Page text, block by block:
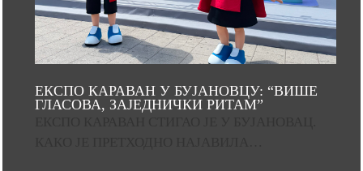
ЕКСПО КАРАВАН У БУЈАНОВЦУ: “ВИШЕ
ГЛАСОВА, ЗАЈЕДНИЧКИ РИТАМ”